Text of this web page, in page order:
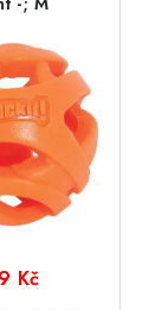
Kč